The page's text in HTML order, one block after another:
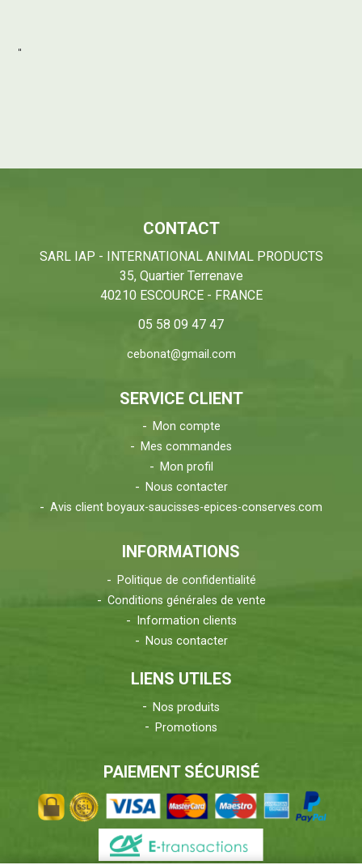
"
CONTACT
SARL IAP - INTERNATIONAL ANIMAL PRODUCTS
35, Quartier Terrenave
40210 ESCOURCE - FRANCE
05 58 09 47 47
cebonat@gmail.com
SERVICE CLIENT
Mon compte
Mes commandes
Mon profil
Nous contacter
Avis client boyaux-saucisses-epices-conserves.com
INFORMATIONS
Politique de confidentialité
Conditions générales de vente
Information clients
Nous contacter
LIENS UTILES
Nos produits
Promotions
PAIEMENT SÉCURISÉ